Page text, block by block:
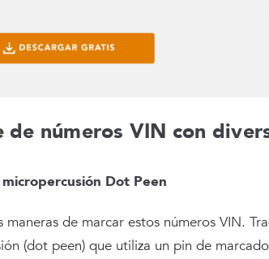
de números VIN con
Dot Peen
maneras de marcar estos números VIN.
(dot peen) que utiliza un pin de